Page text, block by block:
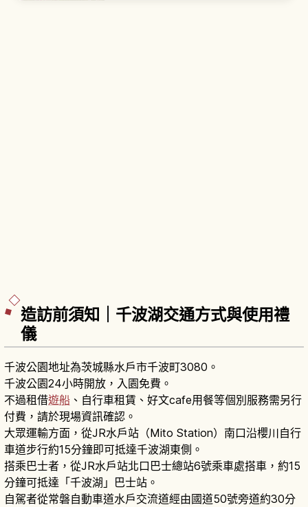
造訪前須知｜千波湖交通方式與使用禮
儀
千波公園地址為茨城縣水戶市千波町3080。
千波公園24小時開放，入園免費。
不過租借遊船 、自行車租賃、好文cafe用餐等個別服務需另行
付費，請於現場資訊確認。
大眾運輸方面，從JR水戶站（Mito Station）南口沿櫻川自行
車道步行約15分鐘即可抵達千波湖東側。
搭乘巴士者，從JR水戶站北口巴士總站6號乘車處搭車，約15
分鐘可抵達「千波湖」巴士站。
自駕者從常磐自動車道水戶交流道經由國道50號旁道約30分